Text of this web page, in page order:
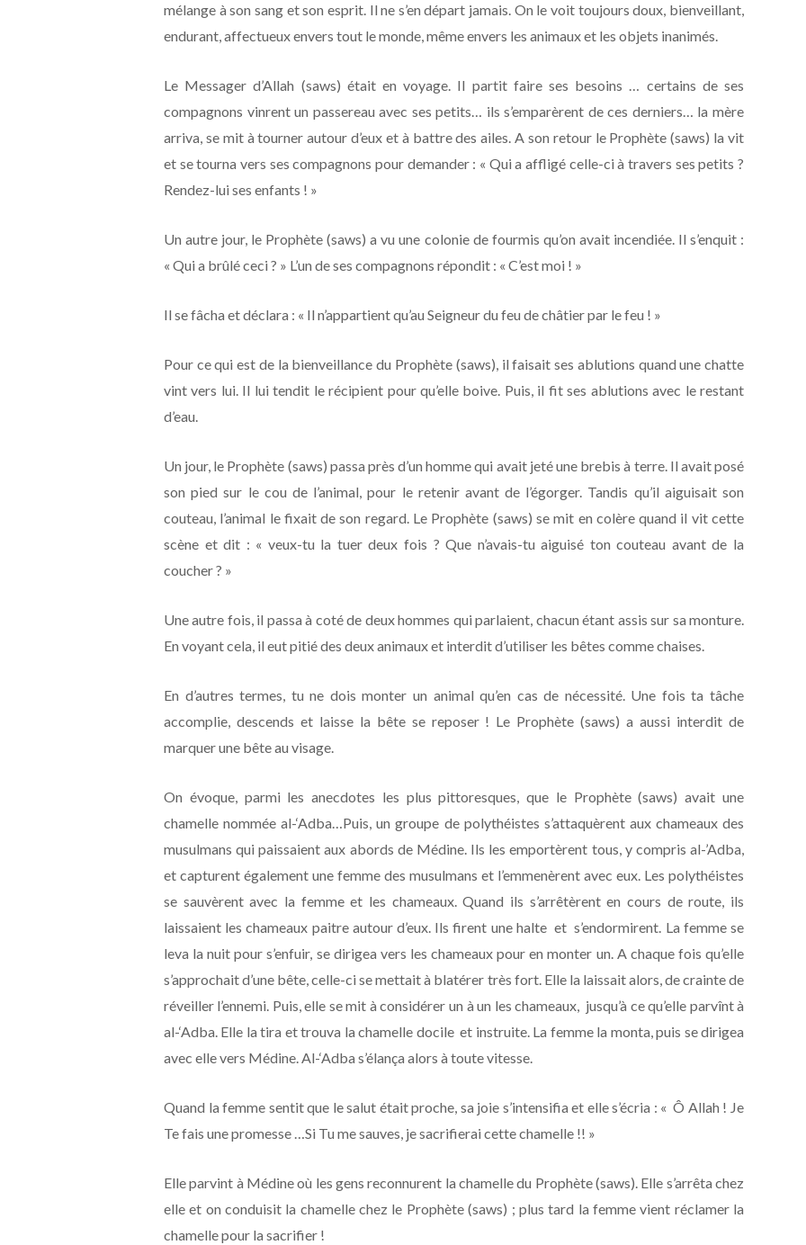
mélange à son sang et son esprit. Il ne s’en départ jamais. On le voit toujours doux, bienveillant,
endurant, affectueux envers tout le monde, même envers les animaux et les objets inanimés.
Le Messager d’Allah (saws) était en voyage. Il partit faire ses besoins … certains de ses
compagnons vinrent un passereau avec ses petits… ils s’emparèrent de ces derniers… la mère
arriva, se mit à tourner autour d’eux et à battre des ailes. A son retour le Prophète (saws) la vit
et se tourna vers ses compagnons pour demander : « Qui a affligé celle-ci à travers ses petits ?
Rendez-lui ses enfants ! »
Un autre jour, le Prophète (saws) a vu une colonie de fourmis qu’on avait incendiée. Il s’enquit :
« Qui a brûlé ceci ? » L’un de ses compagnons répondit : « C’est moi ! »
Il se fâcha et déclara : « Il n’appartient qu’au Seigneur du feu de châtier par le feu ! »
Pour ce qui est de la bienveillance du Prophète (saws), il faisait ses ablutions quand une chatte
vint vers lui. Il lui tendit le récipient pour qu’elle boive. Puis, il fit ses ablutions avec le restant
d’eau.
Un jour, le Prophète (saws) passa près d’un homme qui avait jeté une brebis à terre. Il avait posé
son pied sur le cou de l’animal, pour le retenir avant de l’égorger. Tandis qu’il aiguisait son
couteau, l’animal le fixait de son regard. Le Prophète (saws) se mit en colère quand il vit cette
scène et dit : « veux-tu la tuer deux fois ? Que n’avais-tu aiguisé ton couteau avant de la
coucher ? »
Une autre fois, il passa à coté de deux hommes qui parlaient, chacun étant assis sur sa monture.
En voyant cela, il eut pitié des deux animaux et interdit d’utiliser les bêtes comme chaises.
En d’autres termes, tu ne dois monter un animal qu’en cas de nécessité. Une fois ta tâche
accomplie, descends et laisse la bête se reposer ! Le Prophète (saws) a aussi interdit de
marquer une bête au visage.
On évoque, parmi les anecdotes les plus pittoresques, que le Prophète (saws) avait une
chamelle nommée al-‘Adba…Puis, un groupe de polythéistes s’attaquèrent aux chameaux des
musulmans qui paissaient aux abords de Médine. Ils les emportèrent tous, y compris al-’Adba,
et capturent également une femme des musulmans et l’emmenèrent avec eux. Les polythéistes
se sauvèrent avec la femme et les chameaux. Quand ils s’arrêtèrent en cours de route, ils
laissaient les chameaux paitre autour d’eux. Ils firent une halte et s’endormirent. La femme se
leva la nuit pour s’enfuir, se dirigea vers les chameaux pour en monter un. A chaque fois qu’elle
s’approchait d’une bête, celle-ci se mettait à blatérer très fort. Elle la laissait alors, de crainte de
réveiller l’ennemi. Puis, elle se mit à considérer un à un les chameaux, jusqu’à ce qu’elle parvînt à
al-‘Adba. Elle la tira et trouva la chamelle docile et instruite. La femme la monta, puis se dirigea
avec elle vers Médine. Al-‘Adba s’élança alors à toute vitesse.
Quand la femme sentit que le salut était proche, sa joie s’intensifia et elle s’écria : « Ô Allah ! Je
Te fais une promesse …Si Tu me sauves, je sacrifierai cette chamelle !! »
Elle parvint à Médine où les gens reconnurent la chamelle du Prophète (saws). Elle s’arrêta chez
elle et on conduisit la chamelle chez le Prophète (saws) ; plus tard la femme vient réclamer la
chamelle pour la sacrifier !